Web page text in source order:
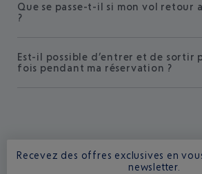
Que se passe-t-il si mon vol retour
?
Est-il possible d’entrer et de sortir
fois pendant ma réservation ?
Recevez des offres exclusives en
newsletter.